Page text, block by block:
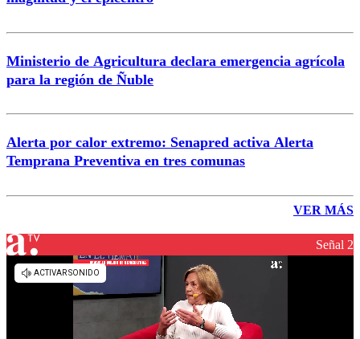
Ministerio de Agricultura declara emergencia agrícola
para la región de Ñuble
Alerta por calor extremo: Senapred activa Alerta
Temprana Preventiva en tres comunas
VER MÁS
Señal 2